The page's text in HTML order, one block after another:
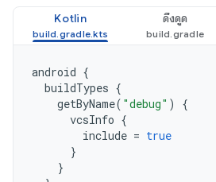
Kotlin ดึงดูด
android {
buildTypes {
getByName( "debug" )
{
vcsInfo {
include = true
}
}